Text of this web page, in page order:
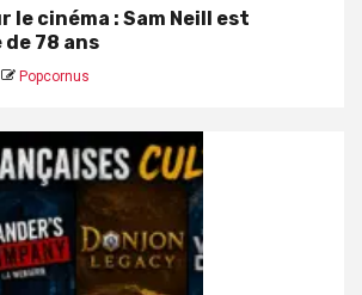
le cinéma : Sam Neill est
de 78 ans
Popcornus